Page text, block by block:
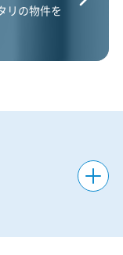
リの物件を